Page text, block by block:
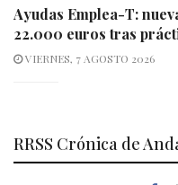
Ayudas Emplea-T:
22.000 euros tras
VIERNES, 7 AGOSTO 2026
RRSS Crónica de